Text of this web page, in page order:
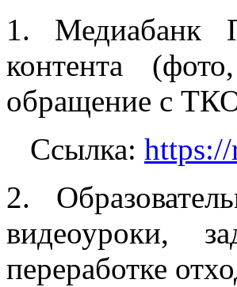
1.
контента
обращение с
Ссылка:
2.
видеоуроки,
переработке